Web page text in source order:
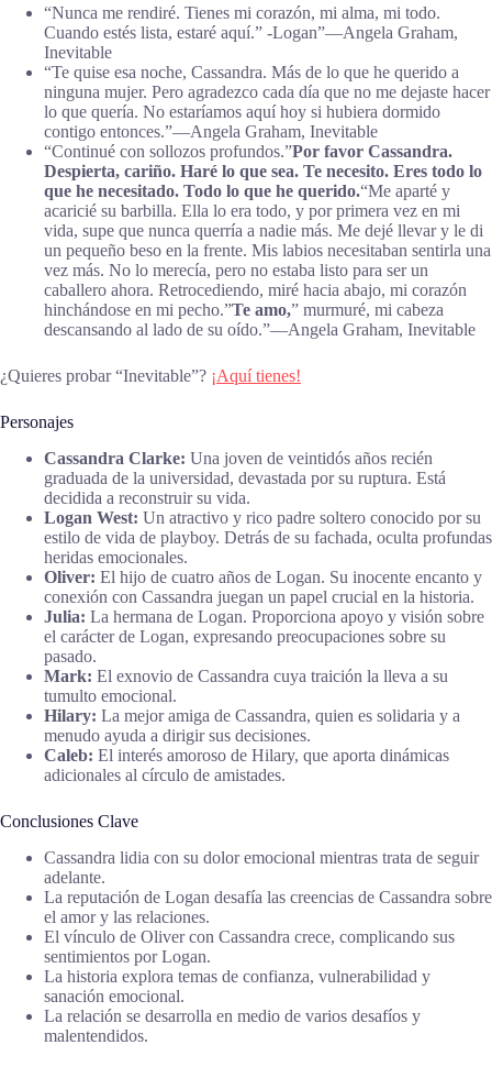
“Nunca me rendiré. Tienes mi corazón, mi alma, mi todo.
Cuando estés lista, estaré aquí.” -Logan”―Angela Graham,
Inevitable
“Te quise esa noche, Cassandra. Más de lo que he querido a
ninguna mujer. Pero agradezco cada día que no me dejaste hacer
lo que quería. No estaríamos aquí hoy si hubiera dormido
contigo entonces.”―Angela Graham, Inevitable
“Continué con sollozos profundos.”Por favor Cassandra.
Despierta, cariño. Haré lo que sea. Te necesito. Eres todo lo
que he necesitado. Todo lo que he querido.“Me aparté y
acaricié su barbilla. Ella lo era todo, y por primera vez en mi
vida, supe que nunca querría a nadie más. Me dejé llevar y le di
un pequeño beso en la frente. Mis labios necesitaban sentirla una
vez más. No lo merecía, pero no estaba listo para ser un
caballero ahora. Retrocediendo, miré hacia abajo, mi corazón
hinchándose en mi pecho.”Te amo,” murmuré, mi cabeza
descansando al lado de su oído.”―Angela Graham, Inevitable
¿Quieres probar “Inevitable”? ¡Aquí tienes!
Personajes
Cassandra Clarke: Una joven de veintidós años recién
graduada de la universidad, devastada por su ruptura. Está
decidida a reconstruir su vida.
Logan West: Un atractivo y rico padre soltero conocido por su
estilo de vida de playboy. Detrás de su fachada, oculta profundas
heridas emocionales.
Oliver: El hijo de cuatro años de Logan. Su inocente encanto y
conexión con Cassandra juegan un papel crucial en la historia.
Julia: La hermana de Logan. Proporciona apoyo y visión sobre
el carácter de Logan, expresando preocupaciones sobre su
pasado.
Mark: El exnovio de Cassandra cuya traición la lleva a su
tumulto emocional.
Hilary: La mejor amiga de Cassandra, quien es solidaria y a
menudo ayuda a dirigir sus decisiones.
Caleb: El interés amoroso de Hilary, que aporta dinámicas
adicionales al círculo de amistades.
Conclusiones Clave
Cassandra lidia con su dolor emocional mientras trata de seguir
adelante.
La reputación de Logan desafía las creencias de Cassandra sobre
el amor y las relaciones.
El vínculo de Oliver con Cassandra crece, complicando sus
sentimientos por Logan.
La historia explora temas de confianza, vulnerabilidad y
sanación emocional.
La relación se desarrolla en medio de varios desafíos y
malentendidos.